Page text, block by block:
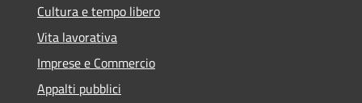
Cultura e tempo libero
Vita lavorativa
Imprese e Commercio
Appalti pubblici